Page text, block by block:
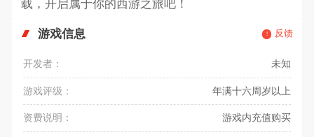
载，开启属于你的西游之旅吧！
游戏信息 反馈
开发者： 未知
游戏评级： 年满十六周岁以上
资费说明： 游戏内充值购买